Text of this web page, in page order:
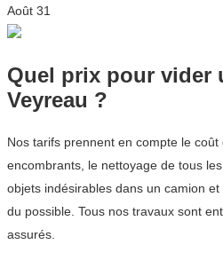
Août 31
Quel prix pour vider
Veyreau ?
Nos tarifs prennent en compte le
encombrants, le nettoyage de tous
objets indésirables dans un camion
du possible. Tous nos travaux sont
assurés.